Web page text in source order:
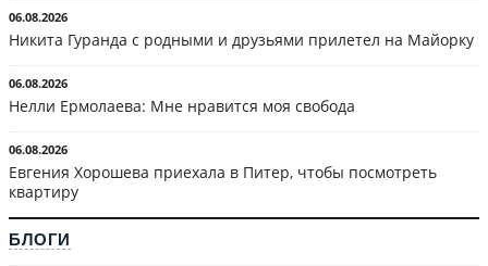
06.08.2026
Никита Гуранда с родными и друзьями прилетел на Майорку
06.08.2026
Нелли Ермолаева: Мне нравится моя свобода
06.08.2026
Евгения Хорошева приехала в Питер, чтобы посмотреть
квартиру
БЛОГИ